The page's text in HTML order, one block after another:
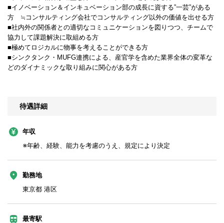
■イノベーション＆インキュベーション部の成長に資する”一芸”がある
方 ≒コンサルティング会社でコンサルティング以外の価値を出せる方
■社内外の関係者との適切なコミュニケーションを図りつつ、チームで
協力して課題解決に取組める方
■極めてロジカルに物事を考えることができる方
■シンクタンク・MUFG連携による、産官学を含めた業界全体の変革な
どのダイナミックな取り組みに関心がある方
待遇詳細
年収
※年齢、経験、能力を考慮のうえ、規定により決定
勤務地
東京都 港区
最寄駅